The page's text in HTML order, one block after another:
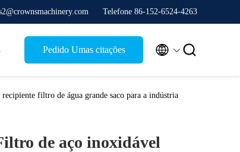
Telefone 86-152-6524-4263
Pedido Umas citações  
filtro de água grande saco para a indústria
de aço inoxidável